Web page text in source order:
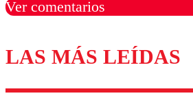
Ver comentarios
Los comentarios son moderados
diálogo respetuoso.
LAS MÁS LEÍDAS